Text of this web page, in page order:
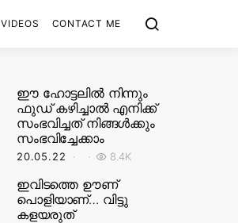
VIDEOS CONTACT ME
ഈ ഹോട്ടലിൽ നിന്നും
ഫുഡ് കഴിച്ചാൽ എനിക്ക്
സംഭവിച്ചത് നിങ്ങൾക്കും
സംഭവിച്ചേക്കാം
20.05.22 8.4K
ഇവിടത്തെ ഊണ്
പൊളിയാണ്… വിട്ടു
കളയരുത്